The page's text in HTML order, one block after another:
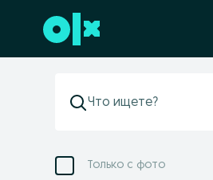
Перейти к нижнему колонтитулу
Только с фото